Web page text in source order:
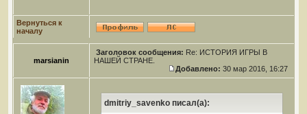
Вернуться к
началу
marsianin
Заголовок сообщения: Re: ИСТОРИЯ ИГРЫ В
НАШЕЙ СТРАНЕ.
Добавлено: 30 мар 2016, 16:27
dmitriy_savenko писал(а):